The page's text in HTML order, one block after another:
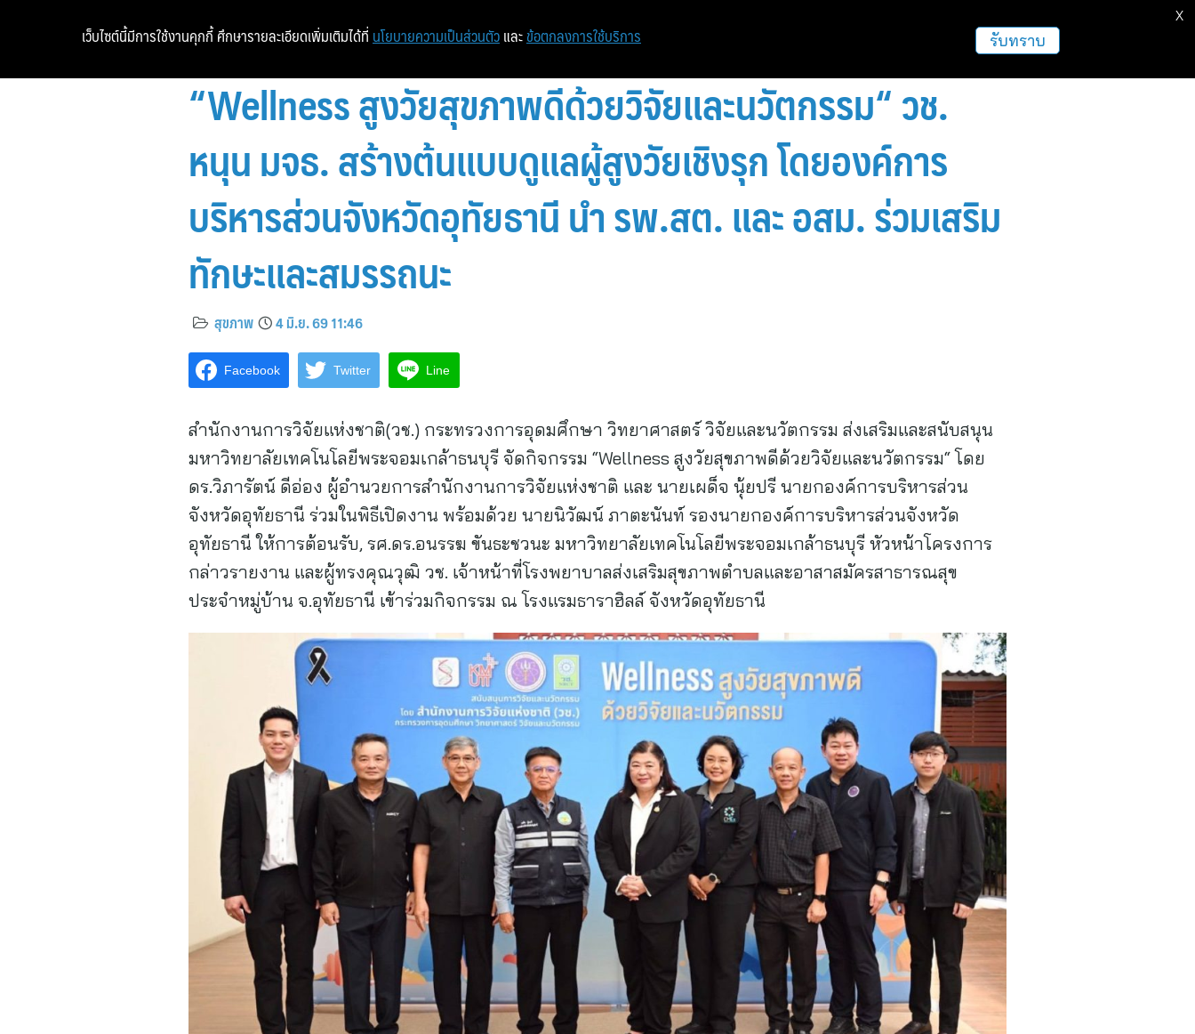
หน้าแรก ท่องเที่ยว ฝากข่าวประชาสัมพันธ์
“Wellness สูงวัยสุขภาพดีด้วยวิจัยและนวัตกรรม“ วช.
หนุน มจธ. สร้างต้นแบบดูแลผู้สูงวัยเชิงรุก โดยองค์การ
บริหารส่วนจังหวัดอุทัยธานี นำ รพ.สต. และ อสม. ร่วมเสริม
ทักษะและสมรรถนะ
สุขภาพ 4 มิ.ย. 69 11:46
Facebook Twitter Line
สำนักงานการวิจัยแห่งชาติ(วช.) กระทรวงการอุดมศึกษา วิทยาศาสตร์ วิจัยและนวัตกรรม ส่งเสริมและสนับสนุน
มหาวิทยาลัยเทคโนโลยีพระจอมเกล้าธนบุรี จัดกิจกรรม “Wellness สูงวัยสุขภาพดีด้วยวิจัยและนวัตกรรม“ โดย
ดร.วิภารัตน์ ดีอ่อง ผู้อำนวยการสำนักงานการวิจัยแห่งชาติ และ นายเผด็จ นุ้ยปรี นายกองค์การบริหารส่วน
จังหวัดอุทัยธานี ร่วมในพิธีเปิดงาน พร้อมด้วย นายนิวัฒน์ ภาตะนันท์ รองนายกองค์การบริหารส่วนจังหวัด
อุทัยธานี ให้การต้อนรับ, รศ.ดร.อนรรฆ ขันธะชวนะ มหาวิทยาลัยเทคโนโลยีพระจอมเกล้าธนบุรี หัวหน้าโครงการ
กล่าวรายงาน และผู้ทรงคุณวุฒิ วช. เจ้าหน้าที่โรงพยาบาลส่งเสริมสุขภาพตำบลและอาสาสมัครสาธารณสุข
ประจำหมู่บ้าน จ.อุทัยธานี เข้าร่วมกิจกรรม ณ โรงแรมธาราฮิลล์ จังหวัดอุทัยธานี
เว็บไซต์นี้มีการใช้งานคุกกี้ ศึกษารายละเอียดเพิ่มเติมได้ที่ นโยบายความเป็นส่วนตัว และ ข้อตกลงการใช้บริการ รับทราบ
X